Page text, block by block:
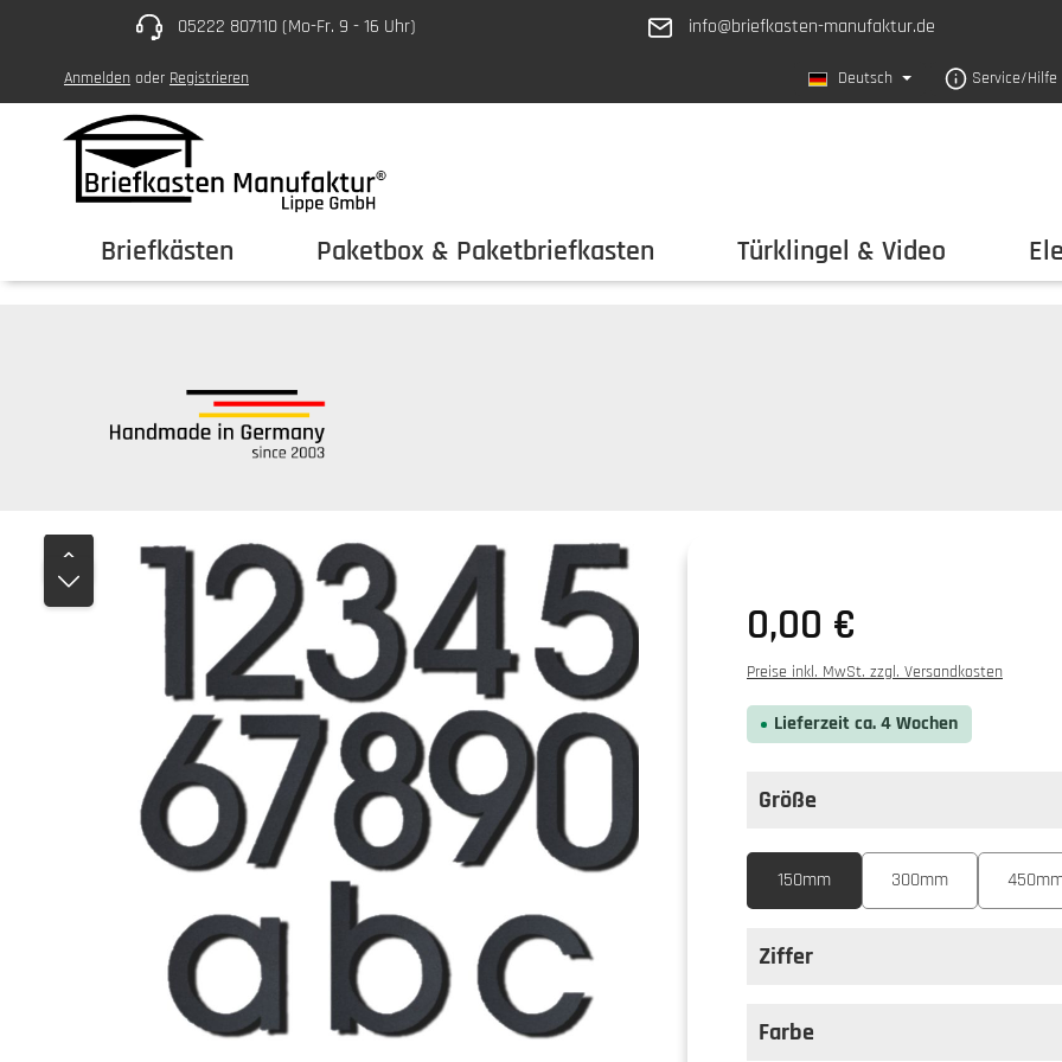
Hauptinhalt springen
Zur Hauptnavigation springen05222 807110 (Mo-Fr. 9 - 16 Uhr) info@briefkasten-manufaktur.de
Anmelden oder Registrieren Deutsch Service/Hilfe
Briefkästen Paketbox & Paketbriefkasten Türklingel & Video
Bildergalerie überspringen
0,00 €
Preise inkl. MwSt. zzgl. Versandkosten
Lieferzeit ca. 4 Wochen
Größe
Größeauswählen
150mm 300mm
Ziffer
Farbe